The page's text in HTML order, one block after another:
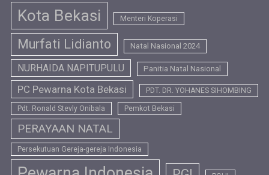
Kota Bekasi Menteri Koperasi
Murfati Lidianto Natal Nasional 2024
NURHAIDA NAPITUPULU Panitia Natal Nasional
PC Pewarna Kota Bekasi PDT. DR. YOHANES SIHOMBING
Pdt. Ronald Stevly Onibala Pemkot Bekasi
PERAYAAN NATAL
Persekutuan Gereja-gereja Indonesia